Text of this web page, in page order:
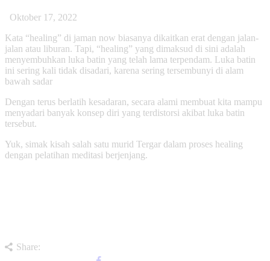
Oktober 17, 2022
Kata “healing” di jaman now biasanya dikaitkan erat dengan jalan-
jalan atau liburan. Tapi, “healing” yang dimaksud di sini adalah
menyembuhkan luka batin yang telah lama terpendam. Luka batin
ini sering kali tidak disadari, karena sering tersembunyi di alam
bawah sadar
Dengan terus berlatih kesadaran, secara alami membuat kita mampu
menyadari banyak konsep diri yang terdistorsi akibat luka batin
tersebut.
Yuk, simak kisah salah satu murid Tergar dalam proses healing
dengan pelatihan meditasi berjenjang.
Share: